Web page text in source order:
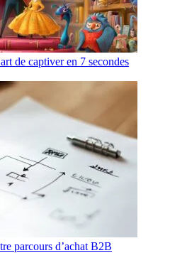
de captiver en 7 secondes
parcours d’achat B2B